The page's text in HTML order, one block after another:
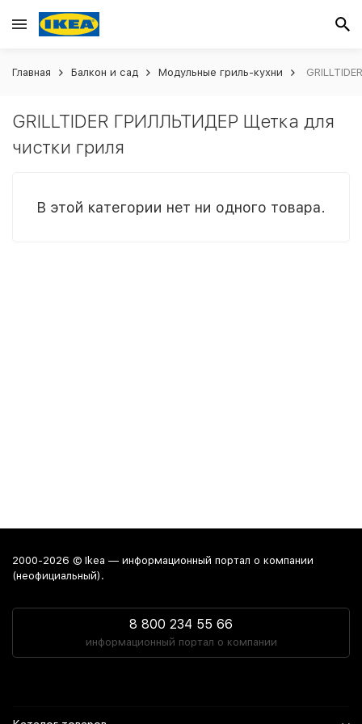
Главная Балкон и сад Модульные гриль-кухни
GRILLTIDER ГРИЛЛЬТИДЕР Щетка для
чистки гриля
В этой категории нет ни одного товара.
2000-2026 © Ikea — информационный портал о компании
(неофициальный).
8 800 234 55 66
информационный портал о компании